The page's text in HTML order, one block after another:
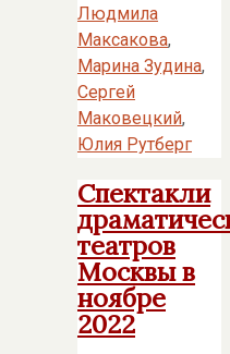
Людмила
Максакова,
Марина Зудина,
Сергей
Маковецкий,
Юлия Рутберг
Спектакли
театров
Москвы в
ноябре
2022